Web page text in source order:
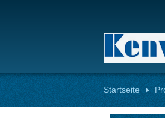
Startseite